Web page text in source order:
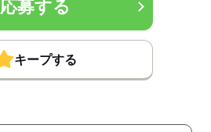
応募する
キープする